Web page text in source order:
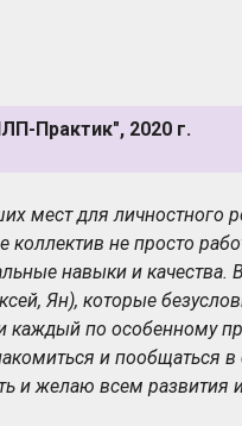
Практик", 2020 г.
мест для личностного
коллектив не просто
навыки и качества.
Ян), которые
каждый по особенному
и пообщаться
и желаю всем развития
со мной случается до